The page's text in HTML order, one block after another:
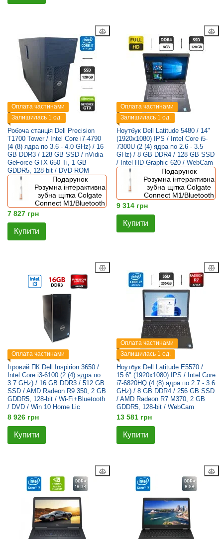
Оплата частинами
Залишилась 1 од.
Робоча станція Dell Precision
T1700 Tower / Intel Core i7-4790
(4 (8) ядра по 3.6 - 4.0 GHz) / 16
GB DDR3 / 128 GB SSD / nVidia
GeForce GTX 650 Ti, 1 GB
GDDR5, 128-bit / DVD-ROM
Подарунок
Розумна інтерактивна
зубна щітка Colgate
Connect M1/Bluetooth
7 827 грн
Купити
Оплата частинами
Залишилась 1 од.
Ноутбук Dell Latitude 5480 / 14"
(1920x1080) IPS / Intel Core i5-
7300U (2 (4) ядра по 2.6 - 3.5
GHz) / 8 GB DDR4 / 128 GB SSD
/ Intel HD Graphic 620 / WebCam
Подарунок
Розумна інтерактивна
зубна щітка Colgate
Connect M1/Bluetooth
9 314 грн
Купити
Оплата частинами
Ігровий ПК Dell Inspirion 3650 /
Intel Core i3-6100 (2 (4) ядра по
3.7 GHz) / 16 GB DDR3 / 512 GB
SSD / AMD Radeon R9 350, 2 GB
GDDR5, 128-bit / Wi-Fi+Bluetooth
/ DVD / Win 10 Home Lic
8 926 грн
Купити
Оплата частинами
Залишилась 1 од.
Ноутбук Dell Latitude E5570 /
15.6" (1920x1080) IPS / Intel Core
i7-6820HQ (4 (8) ядра по 2.7 - 3.6
GHz) / 8 GB DDR4 / 256 GB SSD
/ AMD Radeon R7 M370, 2 GB
GDDR5, 128-bit / WebCam
13 581 грн
Купити